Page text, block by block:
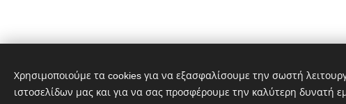
© 2020 greekportswatch@gmail.com
Χρησιμοποιούμε τα cookies για να εξασφαλίσουμε την σωστή
ιστοσελίδων μας και για να σας προσφέρουμε την καλύτερη δυνατή